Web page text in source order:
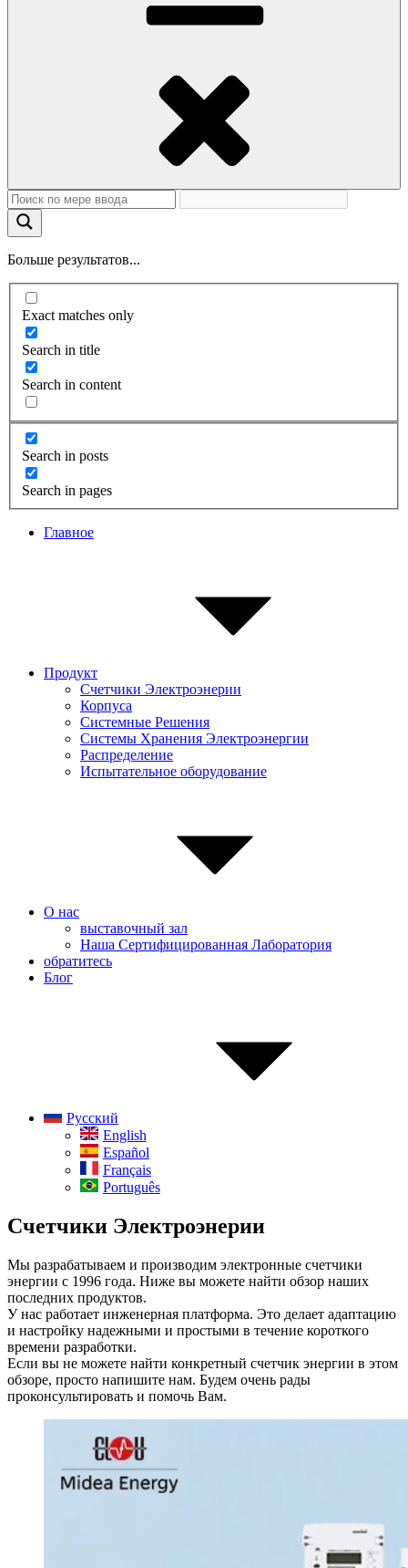
Больше результатов...
Exact matches only
Search in title
Search in content
Search in posts
Search in pages
Главное
Продукт
Счетчики Электроэнерии
Корпуса
Системные Pешения
Системы Хранения Электроэнергии
Распределение
Испытательное оборудование
О нас
выставочный зал
Наша Сертифицированная Лаборатория
обратитесь
Блог
Русский
English
Español
Français
Português
Счетчики Электроэнерии
Мы разрабатываем и производим электронные счетчики
энергии с 1996 года. Ниже вы можете найти обзор наших
последних продуктов.
У нас работает инженерная платформа. Это делает адаптацию
и настройку надежными и простыми в течение короткого
времени разработки.
Если вы не можете найти конкретный счетчик энергии в этом
обзоре, просто напишите нам. Будем очень рады
проконсультировать и помочь Вам.